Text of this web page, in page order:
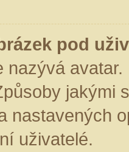
pod
nazývá
jakými
nastavených
uživatelé.